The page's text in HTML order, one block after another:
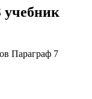
Параграф 7